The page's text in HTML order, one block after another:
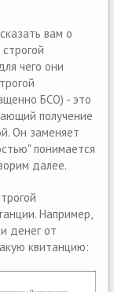
вам о
чего они
БСО) - это
получение
Он заменяет
понимается
далее.
Например,
денег от
квитанцию: